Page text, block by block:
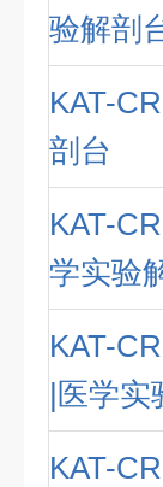
验解剖
KAT-
剖台
KAT-
学实验
KAT-
|医学实
KAT-